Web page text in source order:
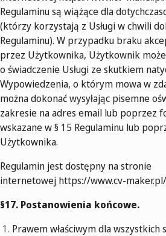
Regulaminu są wiążące dla
(którzy korzystają z Usługi w chwili
Regulaminu). W przypadku braku
przez Użytkownika, Użytkownik
o świadczenie Usługi ze skutkiem
Wypowiedzenia, o którym mowa w
można dokonać wysyłając pisemne
zakresie na adres email lub poprzez
wskazane w § 15 Regulaminu lub
Użytkownika.
Regulamin jest dostępny na stronie
internetowej https://www.cv-
§17. Postanowienia końcowe.
Prawem właściwym dla